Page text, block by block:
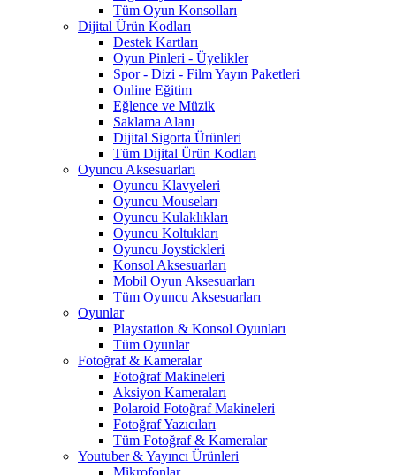
Tüm Oyun Konsolları
Dijital Ürün Kodları
Destek Kartları
Oyun Pinleri - Üyelikler
Spor - Dizi - Film Yayın Paketleri
Online Eğitim
Eğlence ve Müzik
Saklama Alanı
Dijital Sigorta Ürünleri
Tüm Dijital Ürün Kodları
Oyuncu Aksesuarları
Oyuncu Klavyeleri
Oyuncu Mouseları
Oyuncu Kulaklıkları
Oyuncu Koltukları
Oyuncu Joystickleri
Konsol Aksesuarları
Mobil Oyun Aksesuarları
Tüm Oyuncu Aksesuarları
Oyunlar
Playstation & Konsol Oyunları
Tüm Oyunlar
Fotoğraf & Kameralar
Fotoğraf Makineleri
Aksiyon Kameraları
Polaroid Fotoğraf Makineleri
Fotoğraf Yazıcıları
Tüm Fotoğraf & Kameralar
Youtuber & Yayıncı Ürünleri
Mikrofonlar